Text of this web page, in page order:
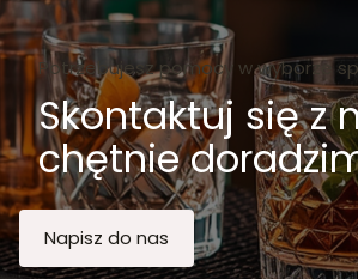
Potrzebujesz pomocy w wyborze
Skontaktuj się z
chętnie
Napisz do nas